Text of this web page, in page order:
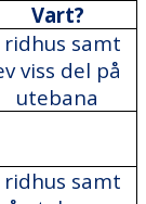
Vart?
ridhus samt
viss del på
utebana
ridhus samt